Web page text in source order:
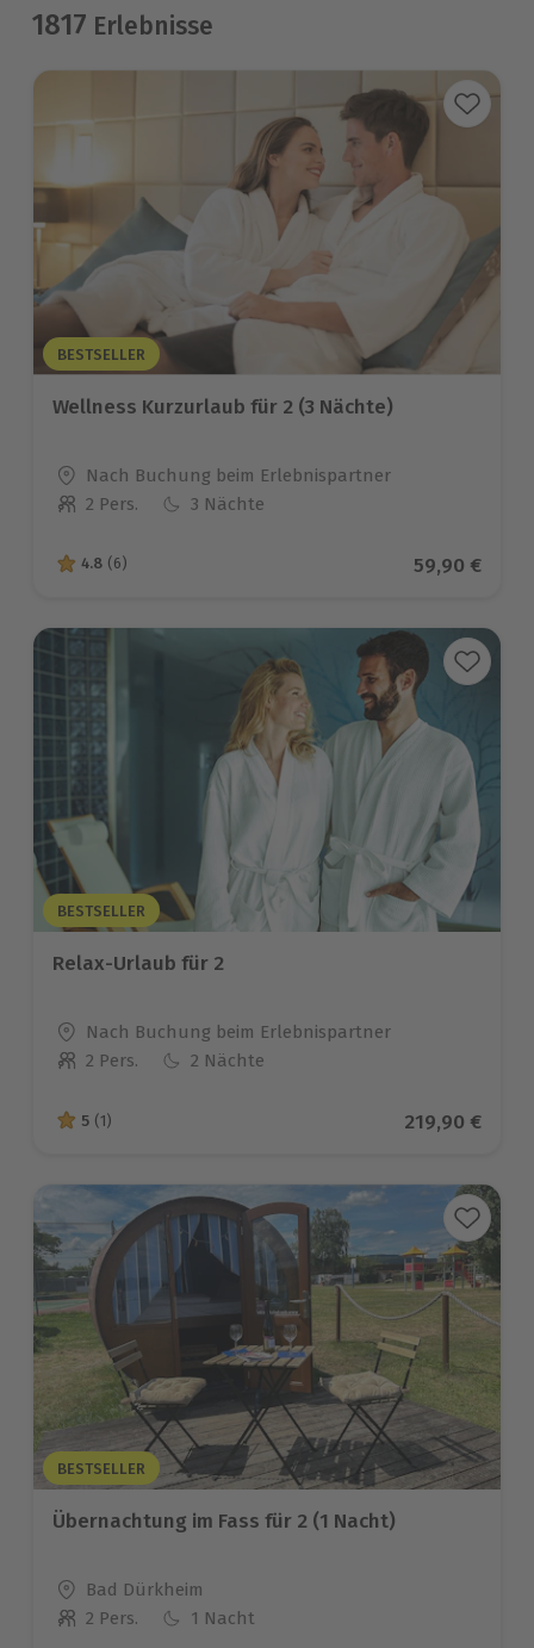
1817 Erlebnisse
BESTSELLER
Wellness Kurzurlaub für 2 (3 Nächte)
Standort
Nach Buchung beim Erlebnispartner
Anzahl der Teilnehmer
2 Pers. 3 Nächte
4.8 von 5 Sternen basierend auf 6 Bewertungen
4.8 (6) Aktueller
59,90 €
BESTSELLER
Relax-Urlaub für 2
Standort
Nach Buchung beim Erlebnispartner
Anzahl der Teilnehmer
2 Pers. 2 Nächte
5 von 5 Sternen basierend auf 1 Bewertungen
5 (1) Aktueller
219,90 €
BESTSELLER
Übernachtung im Fass für 2 (1 Nacht)
Standort
Bad Dürkheim
Anzahl der Teilnehmer
2 Pers. 1 Nacht